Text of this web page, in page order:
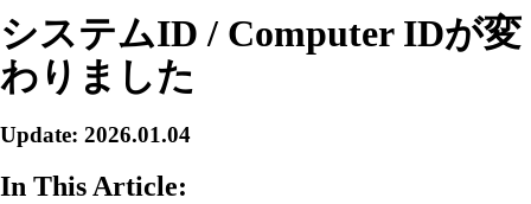
システムID / Computer IDが変
わりました
Update: 2026.01.04
In This Article: